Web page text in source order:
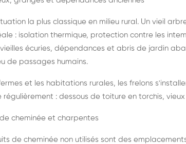
la plus classique en milieu rural. Un vieil
: isolation thermique, protection contre les
écuries, dépendances et abris de jardin
de passages humains.
et les habitations rurales, les frelons
régulièrement : dessous de toiture en torchis,
cheminée et charpentes
de cheminée non utilisés sont des